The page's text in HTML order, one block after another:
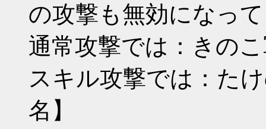
の攻撃も無効になっ
通常攻撃では：きのこ
スキル攻撃では：た
名】